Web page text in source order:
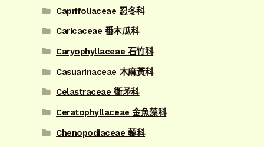
Caprifoliaceae 忍冬科
Caricaceae 番木瓜科
Caryophyllaceae 石竹科
Casuarinaceae 木麻黃科
Celastraceae 衛矛科
Ceratophyllaceae 金魚藻科
Chenopodiaceae 藜科